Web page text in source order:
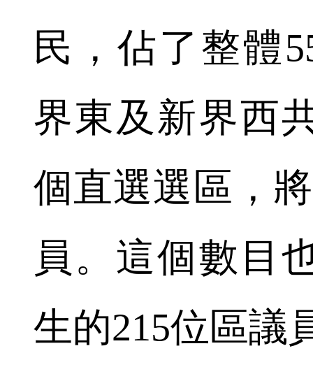
民，佔了整體
界東及新界西
個直選選區，
員。這個數目
生的215位區議